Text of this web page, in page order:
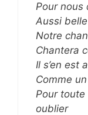
Pour nous
Aussi belle
Notre
Chantera
Il s’en est
Comme
Pour toute
oublier